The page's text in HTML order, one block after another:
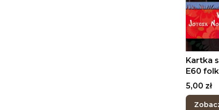
Kartka
E60 folk, ludowy, łowicka
Cena
5,00 zł